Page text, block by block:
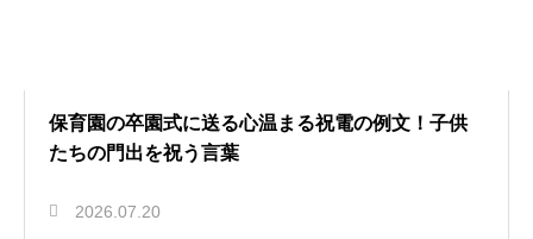
保育園の卒園式に送る心温まる祝電の例文！子供
たちの門出を祝う言葉
2026.07.20